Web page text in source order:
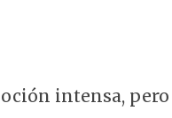
intensa, pero